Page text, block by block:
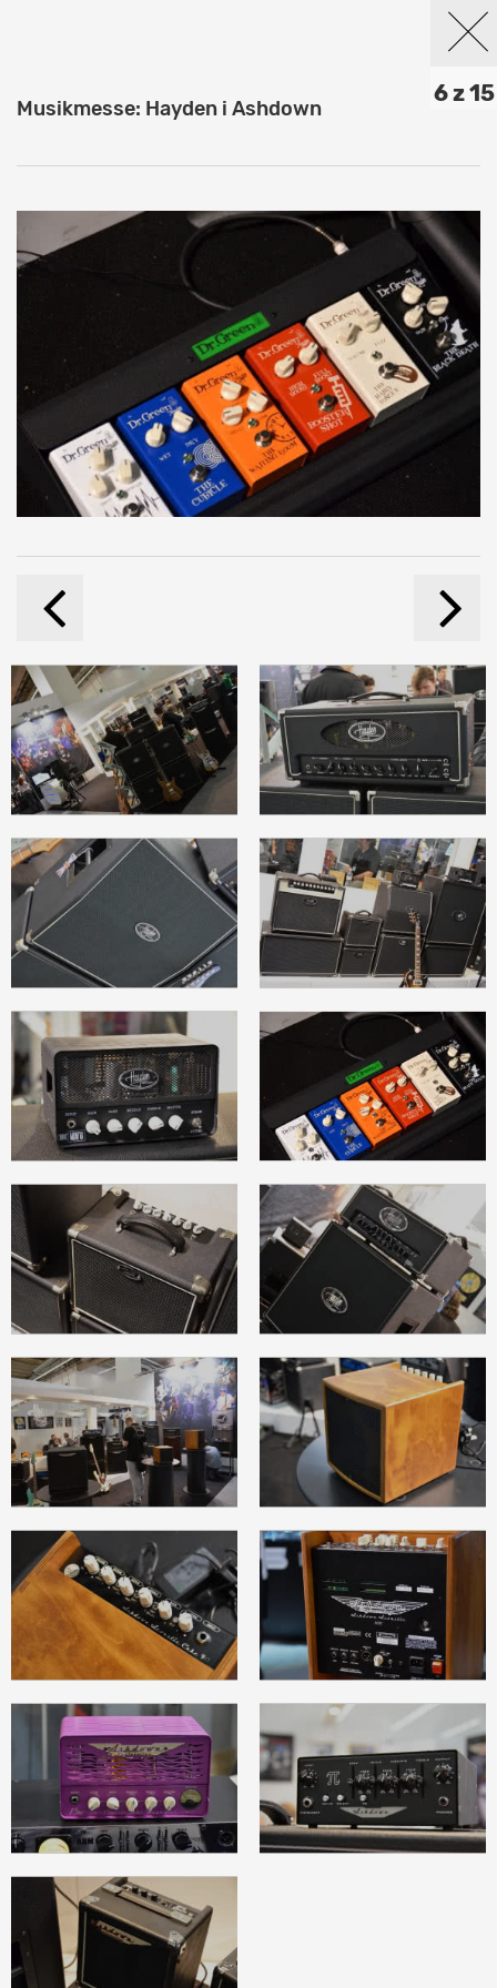
6 z 15
Musikmesse: Hayden i Ashdown